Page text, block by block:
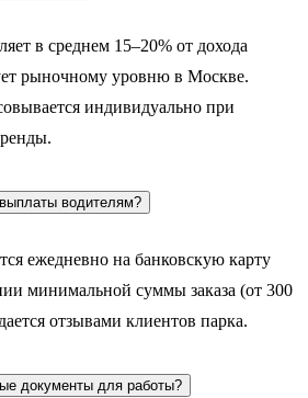
в среднем 15–20% от дохода
рыночному уровню в Москве.
индивидуально при
водителям?
ежедневно на банковскую карту
минимальной суммы заказа (от 300
отзывами клиентов парка.
документы для работы?